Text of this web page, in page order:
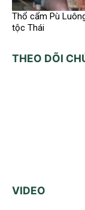
Thổ cẩm Pù
tộc Thái
THEO DÕI
VIDEO